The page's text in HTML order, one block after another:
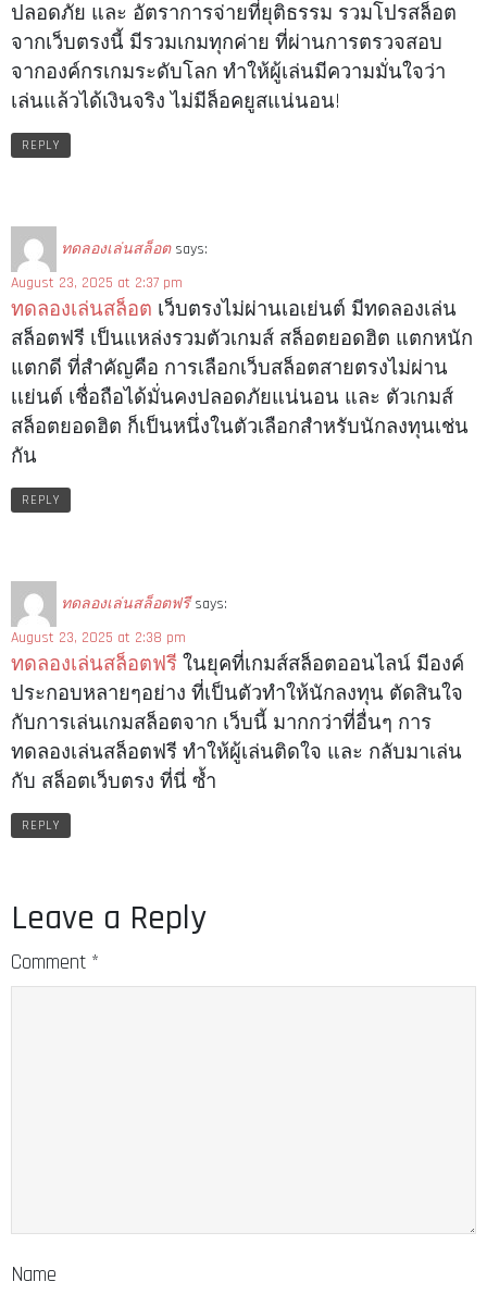
ปลอดภัย และ อัตราการจ่ายที่ยุติธรรม รวมโปรสล็อต
จากเว็บตรงนี้ มีรวมเกมทุกค่าย ที่ผ่านการตรวจสอบ
จากองค์กรเกมระดับโลก ทำให้ผู้เล่นมีความมั่นใจว่า
เล่นแล้วได้เงินจริง ไม่มีล็อคยูสแน่นอน!
REPLY
ทดลองเล่นสล็อต says:
August 23, 2025 at 2:37 pm
ทดลองเล่นสล็อต เว็บตรงไม่ผ่านเอเย่นต์ มีทดลองเล่น
สล็อตฟรี เป็นแหล่งรวมตัวเกมส์ สล็อตยอดฮิต แตกหนัก
แตกดี ที่สำคัญคือ การเลือกเว็บสล็อตสายตรงไม่ผ่าน
เเย่นต์ เชื่อถือได้มั่นคงปลอดภัยแน่นอน และ ตัวเกมส์
สล็อตยอดฮิต ก็เป็นหนึ่งในตัวเลือกสำหรับนักลงทุนเช่น
กัน
REPLY
ทดลองเล่นสล็อตฟรี says:
August 23, 2025 at 2:38 pm
ทดลองเล่นสล็อตฟรี ในยุคที่เกมส์สล็อตออนไลน์ มีองค์
ประกอบหลายๆอย่าง ที่เป็นตัวทำให้นักลงทุน ตัดสินใจ
กับการเล่นเกมสล็อตจาก เว็บนี้ มากกว่าที่อื่นๆ การ
ทดลองเล่นสล็อตฟรี ทำให้ผู้เล่นติดใจ และ กลับมาเล่น
กับ สล็อตเว็บตรง ที่นี่ ซ้ำ
REPLY
Leave a Reply
Comment *
Name